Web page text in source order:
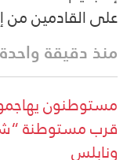
على القادمين من
منذ دقيقة واحدة
مستوطنون
قرب مستوطنة
ونابلس